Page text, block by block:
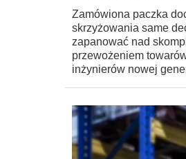
Zamówiona paczka
skrzyżowania same
zapanować nad
przewożeniem
inżynierów nowej